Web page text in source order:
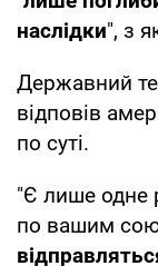
наслідки", з
Державний
відповів
по суті.
"Є лише одне
по вашим